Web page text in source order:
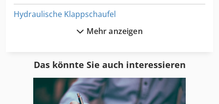
Hydraulische Klappschaufel
Mehr anzeigen
Das könnte Sie auch interessieren